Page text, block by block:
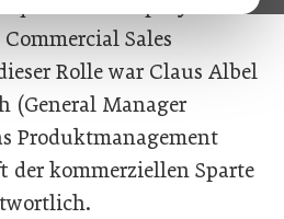
als Deputy
Sales
Rolle war Claus Albel
(General Manager
Produktmanagement
der kommerziellen Sparte